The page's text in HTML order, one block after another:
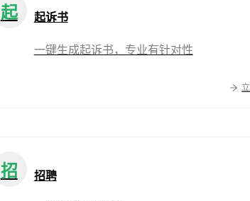
起 起诉书
一键生成起诉书，专业有针对性
招 招聘